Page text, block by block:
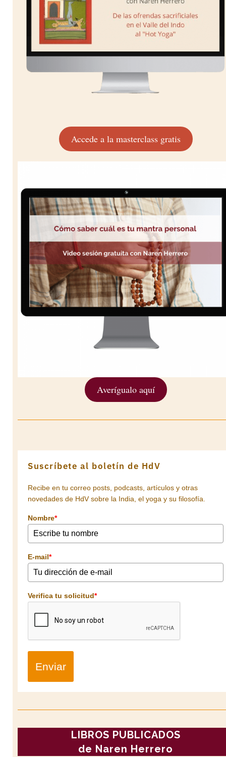
Accede a la masterclass gratis
Averígualo aquí
Suscríbete al boletín de HdV
Recibe en tu correo posts, podcasts, artículos y otras
novedades de HdV sobre la India, el yoga y su filosofía.
Nombre*
E-mail*
Verifica tu solicitud*
Enviar
LIBROS PUBLICADOS
de Naren Herrero